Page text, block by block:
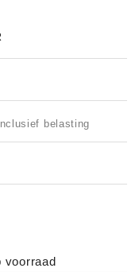
Inclusief belasting
voorraad